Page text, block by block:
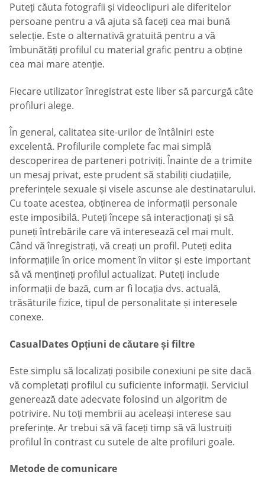
Puteți căuta fotografii și videoclipuri ale diferitelor
persoane pentru a vă ajuta să faceți cea mai bună
selecție. Este o alternativă gratuită pentru a vă
îmbunătăți profilul cu material grafic pentru a obține
cea mai mare atenție.
Fiecare utilizator înregistrat este liber să parcurgă câte
profiluri alege.
În general, calitatea site-urilor de întâlniri este
excelentă. Profilurile complete fac mai simplă
descoperirea de parteneri potriviți. Înainte de a trimite
un mesaj privat, este prudent să stabiliți ciudațiile,
preferințele sexuale și visele ascunse ale destinatarului.
Cu toate acestea, obținerea de informații personale
este imposibilă. Puteți începe să interacționați și să
puneți întrebările care vă interesează cel mai mult.
Când vă înregistrați, vă creați un profil. Puteți edita
informațiile în orice moment în viitor și este important
să vă mențineți profilul actualizat. Puteți include
informații de bază, cum ar fi locația dvs. actuală,
trăsăturile fizice, tipul de personalitate și interesele
conexe.
СasualDates Opțiuni de căutare și filtre
Este simplu să localizați posibile conexiuni pe site dacă
vă completați profilul cu suficiente informații. Serviciul
generează date adecvate folosind un algoritm de
potrivire. Nu toți membrii au aceleași interese sau
preferințe. Ar trebui să vă faceți timp să vă lustruiți
profilul în contrast cu sutele de alte profiluri goale.
Metode de comunicare